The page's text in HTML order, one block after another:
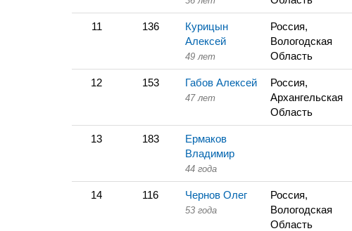
11 136
Курицын
Алексей
49 лет
Россия,
Вологодская
Область
12 153 Габов Алексей
47 лет
Россия,
Архангельская
Область
13 183
Ермаков
Владимир
44 года
14 116 Чернов Олег
53 года
Россия,
Вологодская
Область